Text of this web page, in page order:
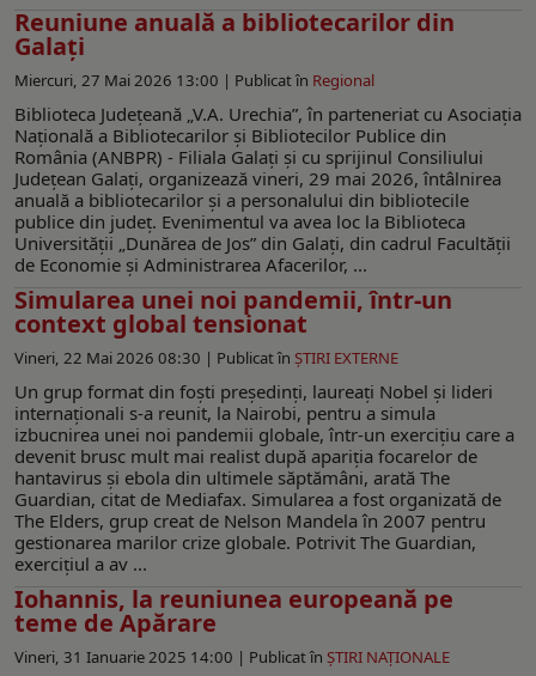
Reuniune anuală a bibliotecarilor din
Galați
Miercuri, 27 Mai 2026 13:00 | Publicat în Regional
Biblioteca Județeană „V.A. Urechia”, în parteneriat cu Asociația
Națională a Bibliotecarilor și Bibliotecilor Publice din
România (ANBPR) - Filiala Galați și cu sprijinul Consiliului
Județean Galați, organizează vineri, 29 mai 2026, întâlnirea
anuală a bibliotecarilor și a personalului din bibliotecile
publice din județ. Evenimentul va avea loc la Biblioteca
Universității „Dunărea de Jos” din Galați, din cadrul Facultății
de Economie și Administrarea Afacerilor, ...
Simularea unei noi pandemii, într-un
context global tensionat
Vineri, 22 Mai 2026 08:30 | Publicat în ŞTIRI EXTERNE
Un grup format din foști președinți, laureați Nobel și lideri
internaționali s-a reunit, la Nairobi, pentru a simula
izbucnirea unei noi pandemii globale, într-un exercițiu care a
devenit brusc mult mai realist după apariția focarelor de
hantavirus și ebola din ultimele săptămâni, arată The
Guardian, citat de Mediafax. Simularea a fost organizată de
The Elders, grup creat de Nelson Mandela în 2007 pentru
gestionarea marilor crize globale. Potrivit The Guardian,
exercițiul a av ...
Iohannis, la reuniunea europeană pe
teme de Apărare
Vineri, 31 Ianuarie 2025 14:00 | Publicat în ŞTIRI NAŢIONALE